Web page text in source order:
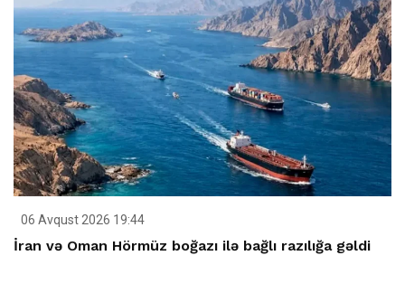
06 Avqust 2026 19:44
İran və Oman Hörmüz boğazı ilə bağlı razılığa gəldi